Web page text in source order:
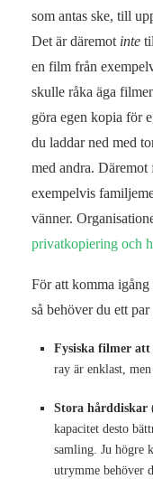
som antas ske, till
Det är däremot inte
en film från
skulle råka äga
göra egen kopia för
du laddar ned med
med andra.
exempelvis
vänner.
privatkopiering och
För att komma
så behöver du ett par
Fysiska filmer
ray är enklast,
Stora hårddiskar
kapacitet desto
samling. Ju högre
utrymme behöver